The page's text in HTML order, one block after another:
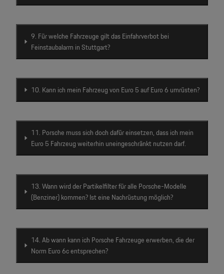
9. Für welche Fahrzeuge gilt das Einfahrverbot bei
Feinstaubalarm in Stuttgart?
10. Kann ich mein Fahrzeug von Euro 5 auf Euro 6 umrüsten?
11. Porsche muss sich doch dafür einsetzen, dass ich mein
Euro 5 Fahrzeug weiterhin uneingeschränkt nutzen darf.
13. Wann wird der Partikelfilter für alle Porsche-Modelle
(Benziner) kommen? Ist eine Nachrüstung möglich?
14. Ab wann kann ich Porsche Fahrzeuge erwerben, die der
Norm Euro 6c entsprechen?